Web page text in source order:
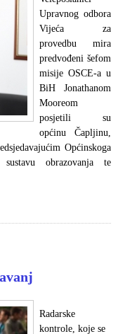
Upravnog odbora
Vijeća za
provedbu mira
predvođeni šefom
misije OSCE-a u
BiH Jonathanom
Mooreom
posjetili su
općinu Čapljinu,
Općinskoga
obrazovanja te
Radarske
kontrole, koje se